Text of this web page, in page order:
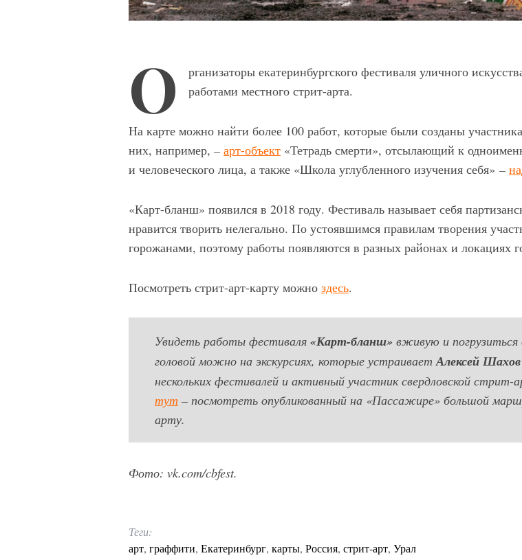
О рганизаторы екатеринбургского фестиваля уличного
работами местного стрит-арта.
На карте можно найти более 100 работ, которые были созданы
них, например, – арт-объект «Тетрадь смерти», отсылающий к
и человеческого лица, а также «Школа углубленного изучения себя» –
«Карт-бланш» появился в 2018 году. Фестиваль называет себя
нравится творить нелегально. По устоявшимся правилам творения
горожанами, поэтому работы появляются в разных районах и локациях
Посмотреть стрит-арт-карту можно здесь.
Увидеть работы фестиваля «Карт-бланш» вживую и погрузиться
головой можно на экскурсиях, которые устраивает Алексей Шахов
нескольких фестивалей и активный участник свердловской
тут – посмотреть опубликованный на «Пассажире» большой
арту.
Фото: vk.com/cbfest.
Теги:
арт, граффити, Екатеринбург, карты, Россия, стрит-арт, Урал